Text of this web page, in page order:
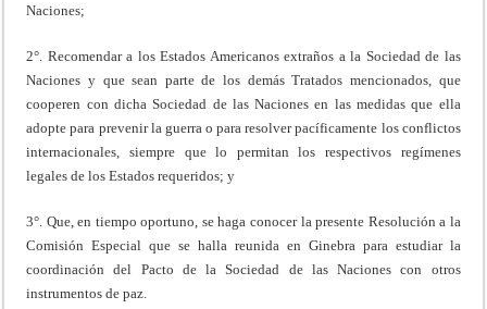
Naciones;
2°. Recomendar a los Estados Americanos extraños a la Sociedad de las
Naciones y que sean parte de los demás Tratados mencionados, que
cooperen con dicha Sociedad de las Naciones en las medidas que ella
adopte para prevenir la guerra o para resolver pacíficamente los conflictos
internacionales, siempre que lo permitan los respectivos regímenes
legales de los Estados requeridos; y
3°. Que, en tiempo oportuno, se haga conocer la presente Resolución a la
Comisión Especial que se halla reunida en Ginebra para estudiar la
coordinación del Pacto de la Sociedad de las Naciones con otros
instrumentos de paz.